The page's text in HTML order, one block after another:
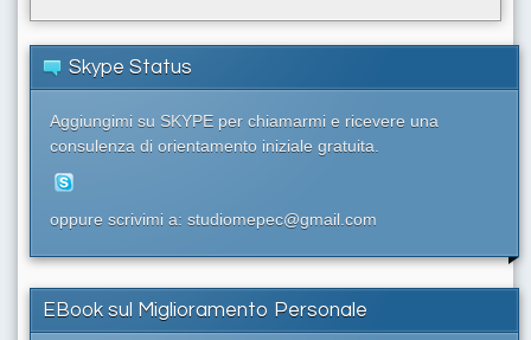
Skype Status
Aggiungimi su SKYPE per chiamarmi e ricevere una
consulenza di orientamento iniziale gratuita.
oppure scrivimi a: studiomepec@gmail.com
EBook sul Miglioramento Personale